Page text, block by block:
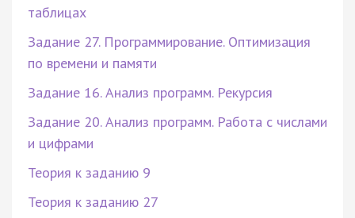
таблицах
Задание 27. Программирование. Оптимизация
по времени и памяти
Задание 16. Анализ программ. Рекурсия
Задание 20. Анализ программ. Работа с числами
и цифрами
Теория к заданию 9
Теория к заданию 27